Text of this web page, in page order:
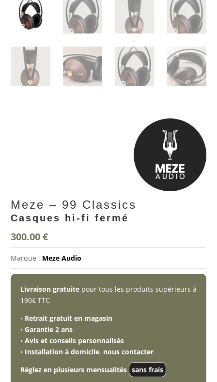
Meze – 99 Classics
Casques hi-fi fermé
300.00€
Marque : Meze Audio
Livraison gratuitepour tous les produits supérieurs à
190€ TTC
• Retrait gratuit en magasin
• Garantie 2 ans
• Avis et conseils personnalisés
• Installation à domicile, nous contacter
Réglez en plusieurs mensualités sans frais